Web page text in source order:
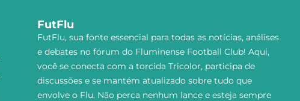
FutFlu
FutFlu, sua fonte essencial para todas as notícias, análises
e debates no fórum do Fluminense Football Club! Aqui,
você se conecta com a torcida Tricolor, participa de
discussões e se mantém atualizado sobre tudo que
envolve o Flu. Não perca nenhum lance e esteja sempre